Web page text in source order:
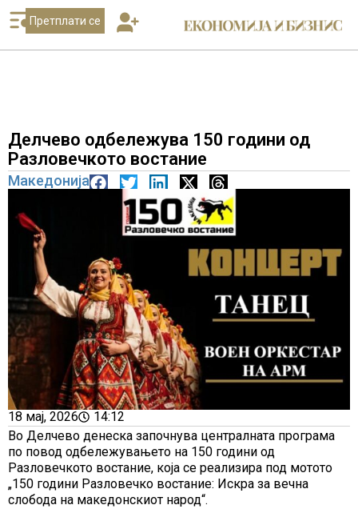
Претплати се
Делчево одбележува 150 години од
Разловечкото востание
Македонија
18 мај, 2026
14:12
Во Делчево денеска започнува централната програма
по повод одбележувањето на 150 години од
Разловечкото востание, која се реализира под мотото
„150 години Разловечко востание: Искра за вечна
слобода на македонскиот народ“.